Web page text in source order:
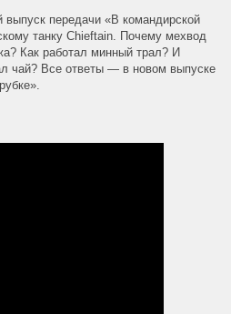
передачи «В командирской
танку Chieftain. Почему мехвод
Как работал минный трал? И
чай? Все ответы — в новом выпуске